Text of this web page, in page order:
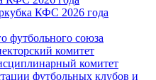
КФС 2026 года
футбольного союза
комитет
комитет
футбольных клубов и